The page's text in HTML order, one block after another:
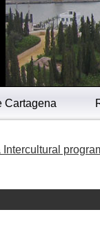
Cartagena